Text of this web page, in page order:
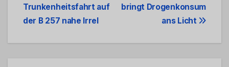
bringt Drogenkonsum
ans Licht
Trunkenheitsfahrt auf
der B 257 nahe Irrel